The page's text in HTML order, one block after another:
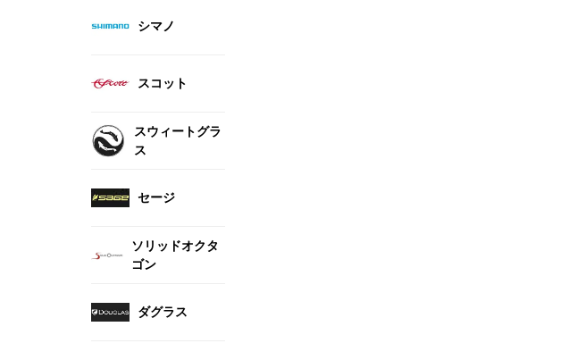
シマノ
スコット
スウィートグラ
ス
セージ
ソリッドオクタ
ゴン
ダグラス